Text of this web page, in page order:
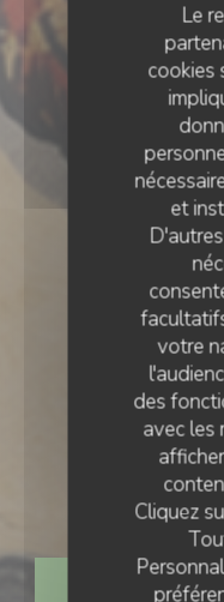
Le
cookies
et
votre
des
avec les
Cliquez
CUISINE
Le